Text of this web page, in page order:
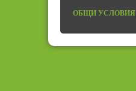
ОБЩИ УСЛОВИЯ